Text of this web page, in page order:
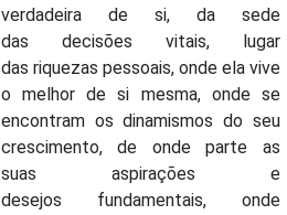
verdadeira de si, da sede
das decisões vitais, lugar
das riquezas pessoais, onde ela vive
o melhor de si mesma, onde se
encontram os dinamismos do seu
crescimento, de onde parte as
suas aspirações e
desejos fundamentais, onde